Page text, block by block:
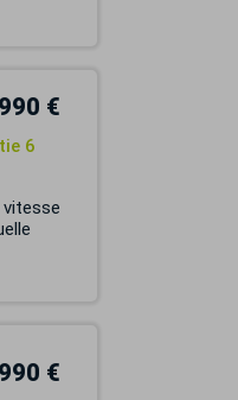
€
6
€